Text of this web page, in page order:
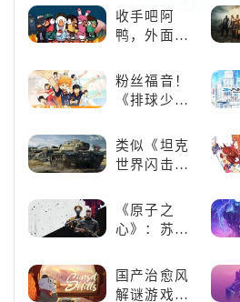
戏！快动起
你的小脑筋
来通关！
收手吧阿
鸭，外面全
粉丝福音！
《排球少
HIGH!!》手
游还原经典
类似《坦克
世界闪击
（WOTB）
的军事类游
爱的装备出
发吧！
《原子之
心》：苏联
游戏盛宴与
瑕疵
国产治愈风
解谜游戏